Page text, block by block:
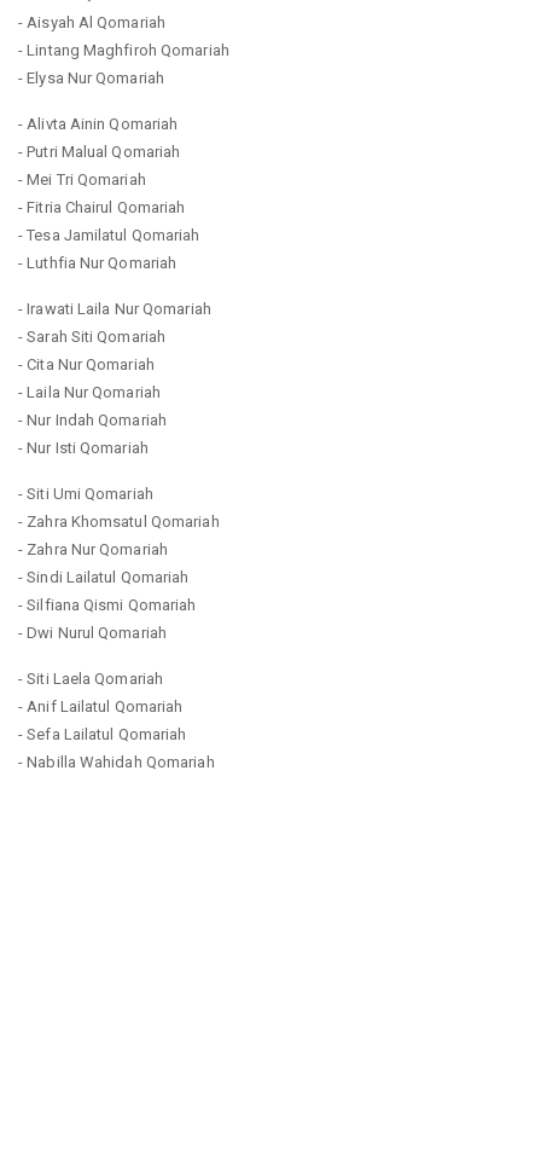
- Aisyah Al Qomariah
- Lintang Maghfiroh Qomariah
- Elysa Nur Qomariah
- Alivta Ainin Qomariah
- Putri Malual Qomariah
- Mei Tri Qomariah
- Fitria Chairul Qomariah
- Tesa Jamilatul Qomariah
- Luthfia Nur Qomariah
- Irawati Laila Nur Qomariah
- Sarah Siti Qomariah
- Cita Nur Qomariah
- Laila Nur Qomariah
- Nur Indah Qomariah
- Nur Isti Qomariah
- Siti Umi Qomariah
- Zahra Khomsatul Qomariah
- Zahra Nur Qomariah
- Sindi Lailatul Qomariah
- Silfiana Qismi Qomariah
- Dwi Nurul Qomariah
- Siti Laela Qomariah
- Anif Lailatul Qomariah
- Sefa Lailatul Qomariah
- Nabilla Wahidah Qomariah